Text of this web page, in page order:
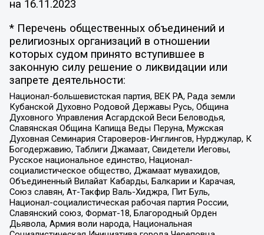
на 16.11.2023
* Перечень общественных объединений и
религиозных организаций в отношении
которых судом принято вступившее в
законную силу решение о ликвидации или
запрете деятельности:
Национал-большевистская партия, ВЕК РА, Рада земли
Кубанской Духовно Родовой Державы Русь, Община
Духовного Управления Асгардской Веси Беловодья,
Славянская Община Капища Веды Перуна, Мужская
Духовная Семинария Староверов-Инглингов, Нурджулар, К
Богодержавию, Таблиги Джамаат, Свидетели Иеговы,
Русское национальное единство, Национал-
социалистическое общество, Джамаат мувахидов,
Объединенный Вилайат Кабарды, Балкарии и Карачая,
Союз славян, Ат-Такфир Валь-Хиджра, Пит Буль,
Национал-социалистическая рабочая партия России,
Славянский союз, Формат-18, Благородный Орден
Дьявола, Армия воли народа, Национальная